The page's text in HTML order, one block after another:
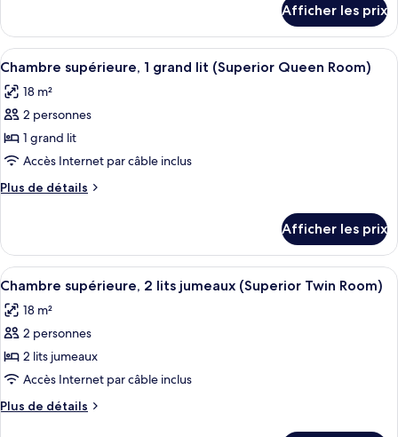
exécutive,
très
grand
lit
et
1
canapé-
lit
Room)
Chambre
exécutive,
1
grand
lit
canapé-
(Executive
Afficher les prix
Afficher
toutes
les
photos
pour
ce
type
de
Chambre
supérieure,
1
grand
lit
(Superior
Queen
Room)
Une chambre d’hôtel avec un
9
Chambre supérieure, 1 grand lit (Superior Queen Room)
18 m²
2 personnes
1 grand lit
Accès Internet par câble inclus
Plus de détails
Plus
Chambre
supérieure,
1
lit
(Superior
Room)
Afficher les prix
Afficher
toutes
les
photos
pour
ce
type
de
Une chambre d’hôtel avec un
8
Chambre supérieure, 2 lits jumeaux (Superior Twin Room)
18 m²
2 personnes
2 lits jumeaux
Accès Internet par câble inclus
Plus de détails
Plus